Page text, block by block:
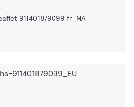
911401879099 fr_MA
911401879099_EU